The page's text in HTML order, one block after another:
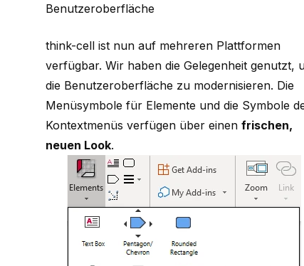
Benutzeroberfläche
think-cell ist nun auf mehreren Plattformen
verfügbar. Wir haben die Gelegenheit genutzt,
die Benutzeroberfläche zu modernisieren. Die
Menüsymbole für Elemente und die Symbole
Kontextmenüs verfügen über einen frischen,
neuen Look.